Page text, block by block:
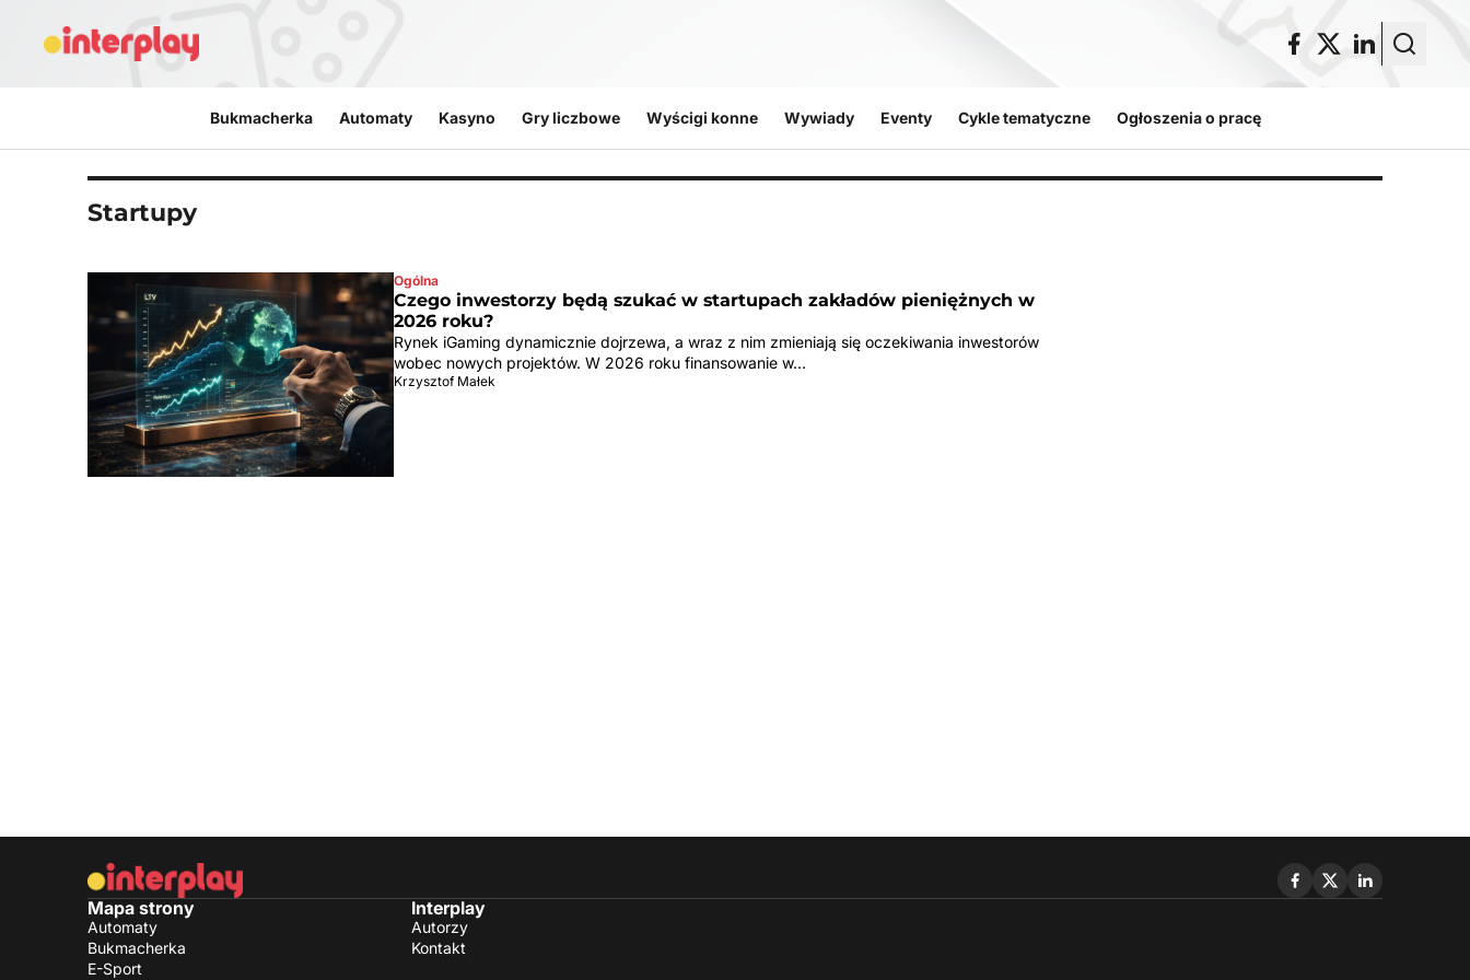
Bukmacherka Automaty Kasyno Gry liczbowe Wyścigi konne Wywiady Eventy Cykle tematyczne Ogłoszenia o pracę
Startupy
Ogólna
Czego inwestorzy będą szukać w startupach zakładów pieniężnych w
2026 roku?
Rynek iGaming dynamicznie dojrzewa, a wraz z nim zmieniają się oczekiwania inwestorów
wobec nowych projektów. W 2026 roku finansowanie w…
Krzysztof Małek
Mapa strony
Automaty
Bukmacherka
E-Sport
Interplay
Autorzy
Kontakt